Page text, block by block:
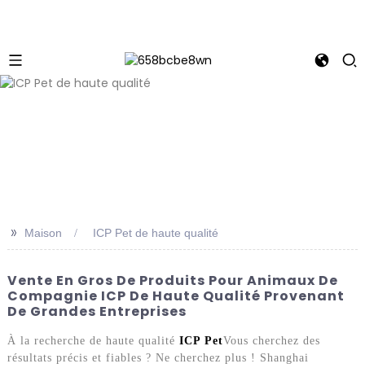
>> Maison ICP Pet de haute qualité
Vente En Gros De Produits Pour Animaux De
Compagnie ICP De Haute Qualité Provenant
De Grandes Entreprises
À la recherche de haute qualité ICP PetVous cherchez des
résultats précis et fiables ? Ne cherchez plus ! Shanghai